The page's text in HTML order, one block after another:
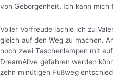
von Geborgenheit. Ich kann mich
Voller Vorfreude lächle ich zu
gleich auf den Weg zu machen.
noch zwei Taschenlampen mit
DreamAlive gefahren werden
zehn minütigen Fußweg